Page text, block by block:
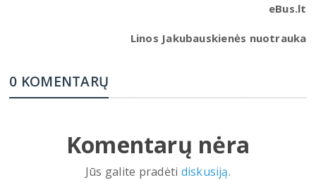
eBus.lt
Linos Jakubauskienės nuotrauka
0 KOMENTARŲ
Komentarų nėra
Jūs galite pradėti diskusiją.